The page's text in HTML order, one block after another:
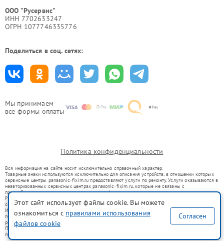
Мы принимаем
все формы оплаты
ООО "Русервис"
ИНН 7702633247
ОГРН 1077746335776
Поделиться в соц. сетях:
Политика конфиденциальности
Вся информация на сайте носит исключительно справочный характер.
Товарные знаки используются исключительно для описания устройств, в отношении которых
сервисные центры panasonic-fixim.ru предоставляют услуги по ремонту. Услуги оказываются в
неавторизованных сервисных центрах panasonic-fixim.ru, которые не связаны с
правообладателями товарных знаков или их официальными представителями.
Ремонт осуществляется для устройств, уже введенных в гражданский оборот в соответствии
со статьей 1487 ГК РФ.
Использование товарных знаков не преследует цели индивидуализации услуг или введения
потребителей в заблуждение, а служит для информирования о предоставляемых услугах по
ремонту техники указанных брендов.
Представленная на сайте информация не является публичной офертой, определяемой
положениями Статьи 437(2) Гражданского кодекса РФ
Этот сайт использует файлы cookie. Вы можете
ознакомиться с правилами использования
файлов cookie
Согласен